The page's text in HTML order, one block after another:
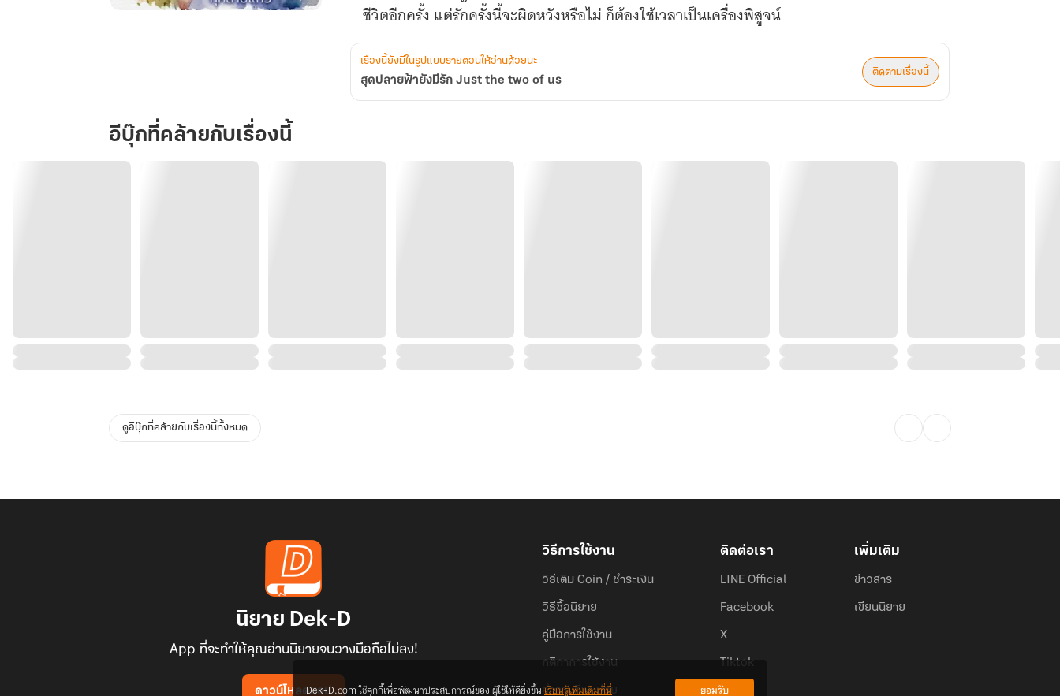
Just
ชีวิตอีกครั้ง แต่รักครั้งนี้จะผิดหวังหรือไม่ ก็ต้องใช้เวลาเป็นเครื่องพิสูจน์
เรื่องนี้ยังมีในรูปแบบรายตอนให้อ่านด้วยนะ
สุดปลายฟ้ายังมีรัก Just the two of us
ติดตามเรื่องนี้
อีบุ๊กที่คล้ายกับเรื่องนี้
ดูอีบุ๊กที่คล้ายกับเรื่องนี้ทั้งหมด
นิยาย Dek-D
App ที่จะทำให้คุณอ่านนิยายจนวางมือถือไม่ลง!
ดาวน์โหลดแอป
วิธีการใช้งาน
วิธีเติม Coin / ชำระเงิน
วิธีซื้อนิยาย
คู่มือการใช้งาน
กติกาการใช้งาน
คำถามที่พบบ่อย
ติดต่อเรา
LINE Official
Facebook
X
Tiktok
เพิ่มเติม
ข่าวสาร
เขียนนิยาย
Dek-D.com ใช้คุกกี้เพื่อพัฒนาประสบการณ์ของ ผู้ใช้ให้ดียิ่งขึ้นเรียนรู้เพิ่มเติมที่นี่ ยอมรับ